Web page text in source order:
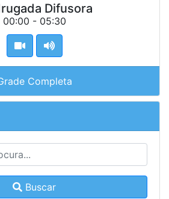
Difusora
00:00 - 05:30
Completa
Buscar